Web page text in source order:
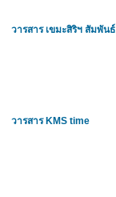
วารสาร เขมะสิริฯ สัมพันธ์
วารสาร KMS time